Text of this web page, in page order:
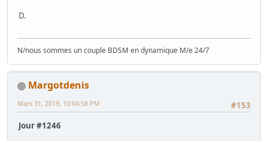
D.
N/nous sommes un couple BDSM en dynamique M/e 24/7
Margotdenis
#153
Mars 31, 2019, 10:04:58 PM
Jour #1246